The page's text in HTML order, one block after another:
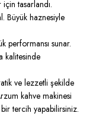
tasarlandı.
Büyük haznesiyle
performansı sunar.
kalitesinde
ve lezzetli şekilde
kahve makinesi
tercih yapabilirsiniz.